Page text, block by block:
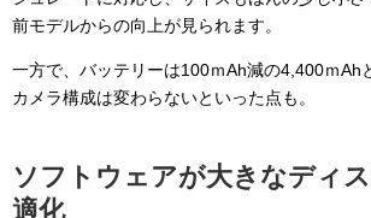
前モデルからの向上が見られます。
一方で、バッテリーは100ｍAh減の4,400ｍAh
カメラ構成は変わらないといった点も。
ソフトウェアが大きなディ
適化